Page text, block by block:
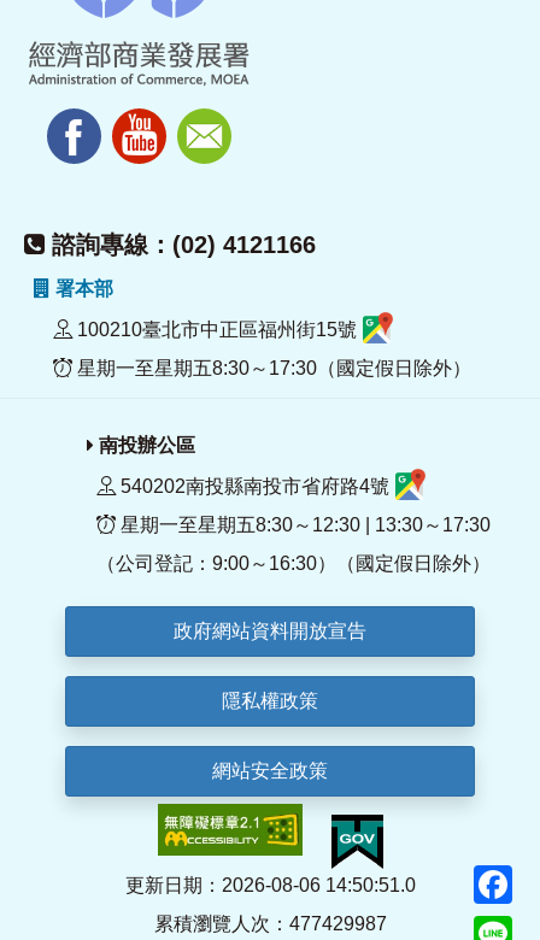
諮詢專線：(02) 4121166
署本部
100210臺北市中正區福州街15號
星期一至星期五8:30～17:30（國定假日除外）
南投辦公區
540202南投縣南投市省府路4號
星期一至星期五8:30～12:30 | 13:30～17:30
（公司登記：9:00～16:30）（國定假日除外）
政府網站資料開放宣告
隱私權政策
網站安全政策
更新日期：2026-08-06 14:50:51.0
累積瀏覽人次：477429987